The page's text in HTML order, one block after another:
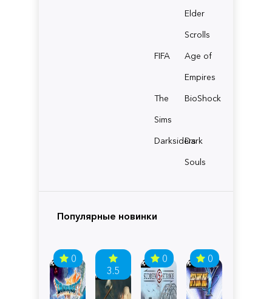
Elder
Scrolls
FIFA
Age of
Empires
The
Sims
BioShock
Darksiders
Dark
Souls
Популярные новинки
0
3.5
0 0